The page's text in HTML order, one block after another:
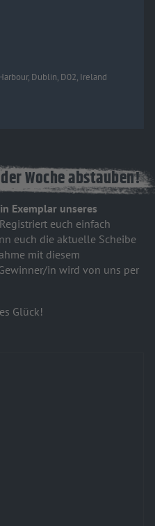
Dublin, D02, Ireland
Woche abstauben!
Exemplar unseres
Registriert euch einfach
euch die aktuelle Scheibe
mit diesem
in wird von uns per
Glück!